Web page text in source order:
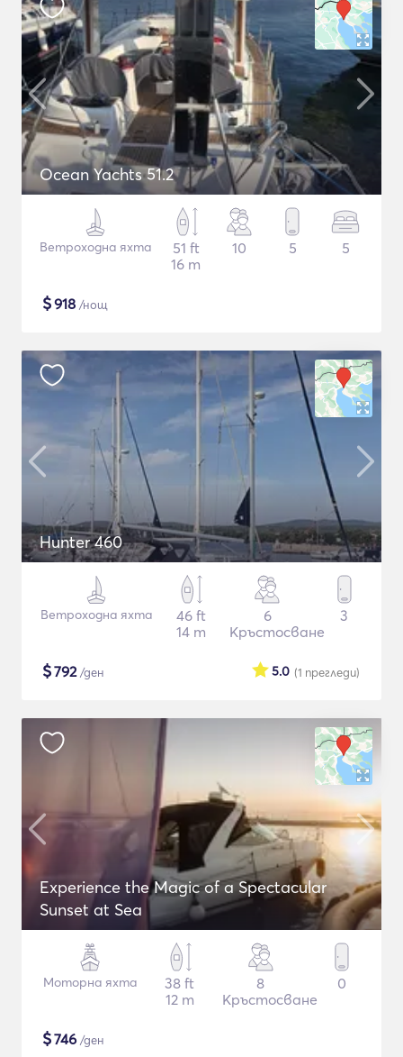
Ocean Yachts 51.2
Ветроходна яхта
51 ft
16 m
10 5 5
$918 /нощ
Hunter 460
Ветроходна яхта
46 ft
14 m
6
Кръстосване
3
$792/ден (1 прегледи)
5.0
Experience the Magic of a Spectacular
Sunset at Sea
Моторна яхта
38 ft
12 m
8
Кръстосване
0
$746 /ден